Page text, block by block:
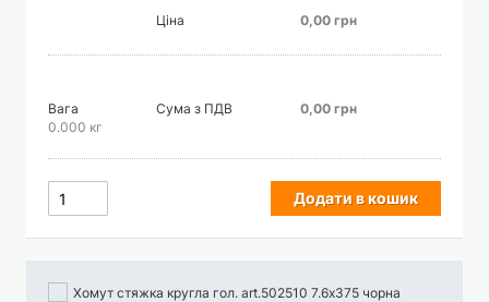
Ціна 0,00 грн
Вага
0.000 кг
Сума з ПДВ 0,00 грн
Додати в кошик
Хомут стяжка кругла гол. art.502510 7.6х375 чорна